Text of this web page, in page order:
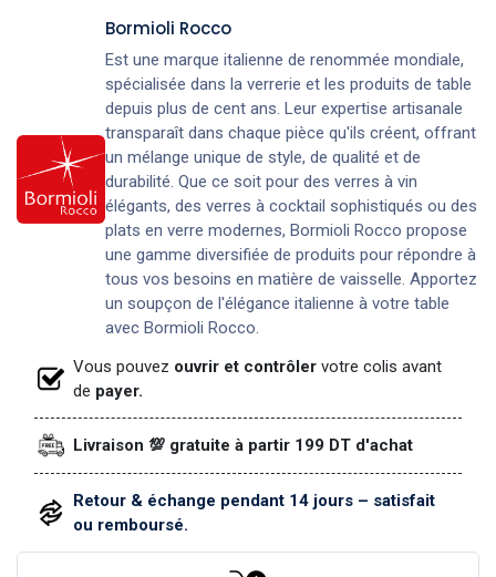
Bormioli Rocco
Est une marque italienne de renommée mondiale,
spécialisée dans la verrerie et les produits de table
depuis plus de cent ans. Leur expertise artisanale
transparaît dans chaque pièce qu'ils créent, offrant
un mélange unique de style, de qualité et de
durabilité. Que ce soit pour des verres à vin
élégants, des verres à cocktail sophistiqués ou des
plats en verre modernes, Bormioli Rocco propose
une gamme diversifiée de produits pour répondre à
tous vos besoins en matière de vaisselle. Apportez
un soupçon de l'élégance italienne à votre table
avec Bormioli Rocco.
Vous pouvez ouvrir et contrôler votre colis avant
de payer.
Livraison 💯 gratuite à partir 199 DT d'achat
Retour & échange pendant 14 jours – satisfait
ou remboursé.